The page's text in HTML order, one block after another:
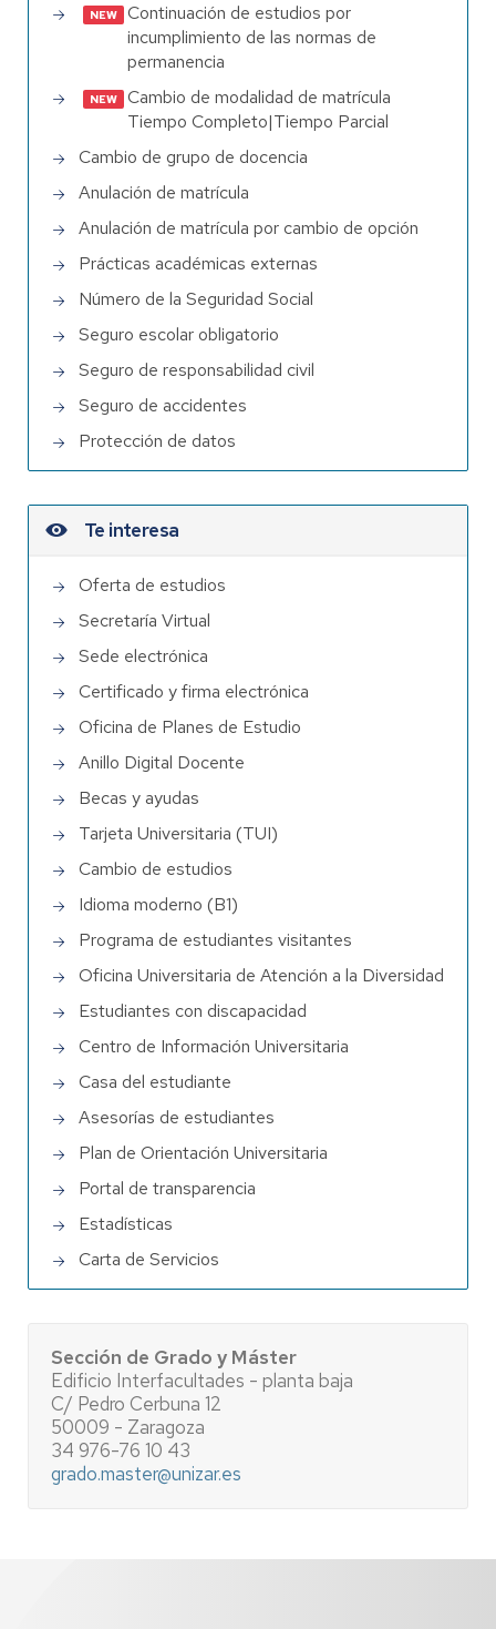
Continuación de estudios por
incumplimiento de las normas de
permanencia
Cambio de modalidad de matrícula
Tiempo Completo|Tiempo Parcial
Cambio de grupo de docencia
Anulación de matrícula
Anulación de matrícula por cambio de opción
Prácticas académicas externas
Número de la Seguridad Social
Seguro escolar obligatorio
Seguro de responsabilidad civil
Seguro de accidentes
Protección de datos
Te interesa
Oferta de estudios
Secretaría Virtual
Sede electrónica
Certificado y firma electrónica
Oficina de Planes de Estudio
Anillo Digital Docente
Becas y ayudas
Tarjeta Universitaria (TUI)
Cambio de estudios
Idioma moderno (B1)
Programa de estudiantes visitantes
Oficina Universitaria de Atención a la Diversidad
Estudiantes con discapacidad
Centro de Información Universitaria
Casa del estudiante
Asesorías de estudiantes
Plan de Orientación Universitaria
Portal de transparencia
Estadísticas
Carta de Servicios
Sección de Grado y Máster
Edificio Interfacultades - planta baja
C/ Pedro Cerbuna 12
50009 - Zaragoza
34 976-76 10 43
grado.master@unizar.es